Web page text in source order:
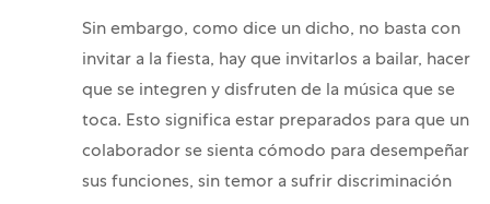
Sin embargo, como dice un dicho, no basta con
invitar a la fiesta, hay que invitarlos a bailar, hacer
que se integren y disfruten de la música que se
toca. Esto significa estar preparados para que un
colaborador se sienta cómodo para desempeñar
sus funciones, sin temor a sufrir discriminación